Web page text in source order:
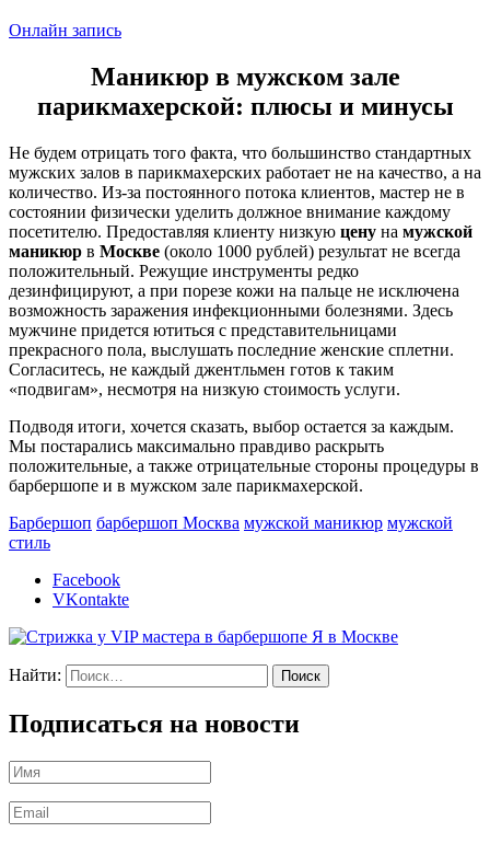
Онлайн запись
Маникюр в мужском зале
парикмахерской: плюсы и минусы
Не будем отрицать того факта, что большинство стандартных
мужских залов в парикмахерских работает не на качество, а на
количество. Из-за постоянного потока клиентов, мастер не в
состоянии физически уделить должное внимание каждому
посетителю. Предоставляя клиенту низкую цену на мужской
маникюр в Москве (около 1000 рублей) результат не всегда
положительный. Режущие инструменты редко
дезинфицируют, а при порезе кожи на пальце не исключена
возможность заражения инфекционными болезнями. Здесь
мужчине придется ютиться с представительницами
прекрасного пола, выслушать последние женские сплетни.
Согласитесь, не каждый джентльмен готов к таким
«подвигам», несмотря на низкую стоимость услуги.
Подводя итоги, хочется сказать, выбор остается за каждым.
Мы постарались максимально правдиво раскрыть
положительные, а также отрицательные стороны процедуры в
барбершопе и в мужском зале парикмахерской.
Барбершоп барбершоп Москва мужской маникюр мужской
стиль
Facebook
VKontakte
Найти:
Подписаться на новости